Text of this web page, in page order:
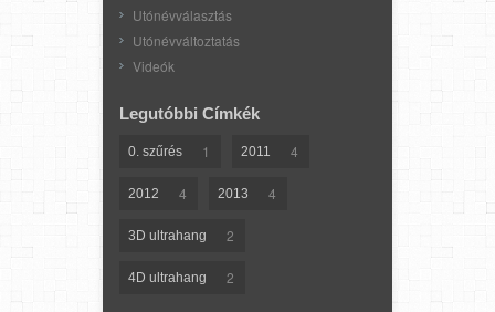
Utónévválasztás
Utónévváltoztatás
Videók
Legutóbbi Címkék
0. szűrés 1 2011 4
2012 4 2013 4
3D ultrahang 2
4D ultrahang 2